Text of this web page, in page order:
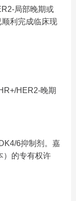
局部晚期或
利完成临床现
HER2-晚期
6抑制剂。嘉
）的专有权许